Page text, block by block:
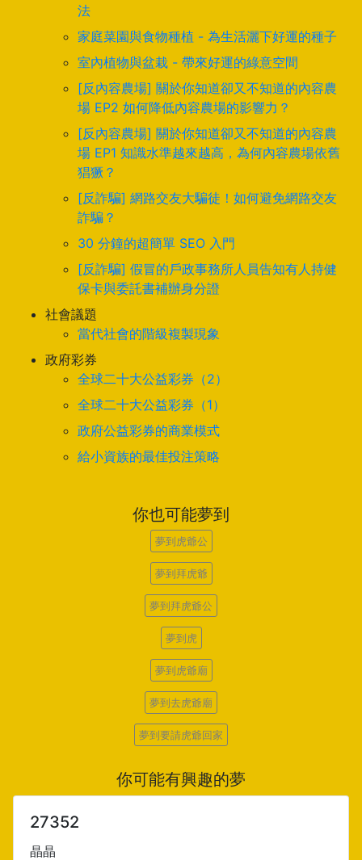
法
家庭菜園與食物種植 - 為生活灑下好運的種子
室內植物與盆栽 - 帶來好運的綠意空間
[反內容農場] 關於你知道卻又不知道的內容農
場 EP2 如何降低內容農場的影響力？
[反內容農場] 關於你知道卻又不知道的內容農
場 EP1 知識水準越來越高，為何內容農場依舊
猖獗？
[反詐騙] 網路交友大騙徒！如何避免網路交友
詐騙？
30 分鐘的超簡單 SEO 入門
[反詐騙] 假冒的戶政事務所人員告知有人持健
保卡與委託書補辦身分證
社會議題
當代社會的階級複製現象
政府彩券
全球二十大公益彩券（2）
全球二十大公益彩券（1）
政府公益彩券的商業模式
給小資族的最佳投注策略
你也可能夢到
夢到虎爺公
夢到拜虎爺
夢到拜虎爺公
夢到虎
夢到虎爺廟
夢到去虎爺廟
夢到要請虎爺回家
你可能有興趣的夢
27352
晶晶